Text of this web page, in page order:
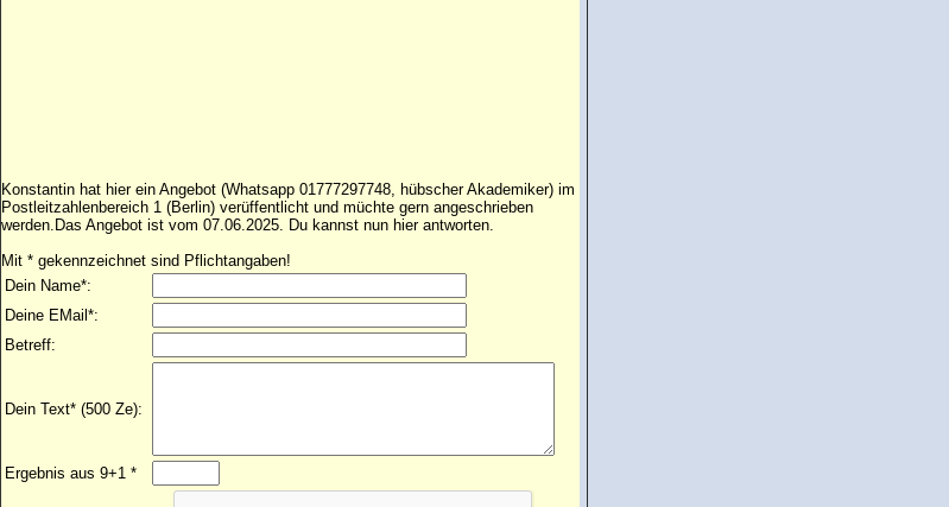
Konstantin hat hier ein Angebot (Whatsapp 01777297748, hübscher Akademiker) im
Postleitzahlenbereich 1 (Berlin) verüffentlicht und müchte gern angeschrieben
werden.Das Angebot ist vom 07.06.2025. Du kannst nun hier antworten.
Mit * gekennzeichnet sind Pflichtangaben!
Dein Name*:
Deine EMail*:
Betreff:
Dein Text* (500 Ze):
Ergebnis aus 9+1 *